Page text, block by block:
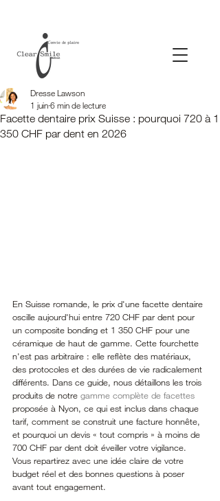
Facette dentaire prix Suisse : pourquoi 720 à 1
350 CHF par dent en 2026
Dresse Lawson
1 juin6 min de lecture
En Suisse romande, le prix d'une facette dentaire
oscille aujourd'hui entre 720 CHF par dent pour
un composite bonding et 1 350 CHF pour une
céramique de haut de gamme. Cette fourchette
n'est pas arbitraire : elle reflète des matériaux,
des protocoles et des durées de vie radicalement
différents. Dans ce guide, nous détaillons les trois
produits de notre gamme complète de facettes
proposée à Nyon, ce qui est inclus dans chaque
tarif, comment se construit une facture honnête,
et pourquoi un devis « tout compris » à moins de
700 CHF par dent doit éveiller votre vigilance.
Vous repartirez avec une idée claire de votre
budget réel et des bonnes questions à poser
avant tout engagement.